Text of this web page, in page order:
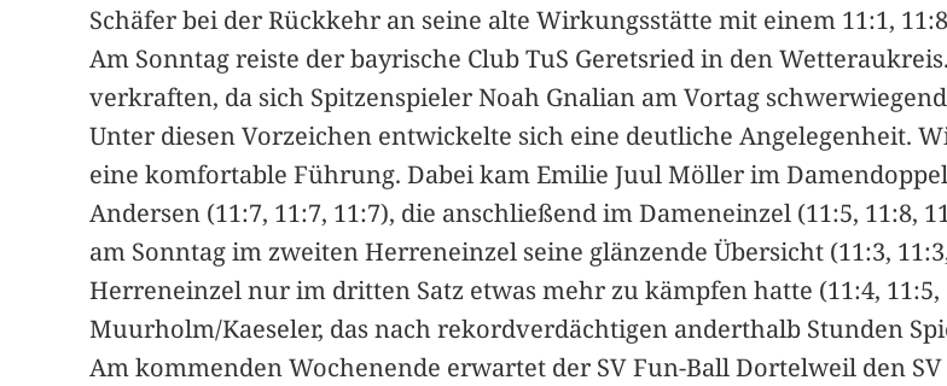
Schäfer bei der Rückkehr an seine alte Wirkungsstätte mit einem 11:1,
Am Sonntag reiste der bayrische Club TuS Geretsried in den
verkraften, da sich Spitzenspieler Noah Gnalian am Vortag
Unter diesen Vorzeichen entwickelte sich eine deutliche Angelegenheit.
eine komfortable Führung. Dabei kam Emilie Juul Möller im
Andersen (11:7, 11:7, 11:7), die anschließend im Dameneinzel (11:5,
am Sonntag im zweiten Herreneinzel seine glänzende Übersicht (11:3,
Herreneinzel nur im dritten Satz etwas mehr zu kämpfen hatte (11:4,
Muurholm/Kaeseler, das nach rekordverdächtigen anderthalb Stunden
Am kommenden Wochenende erwartet der SV Fun-Ball Dortelweil den